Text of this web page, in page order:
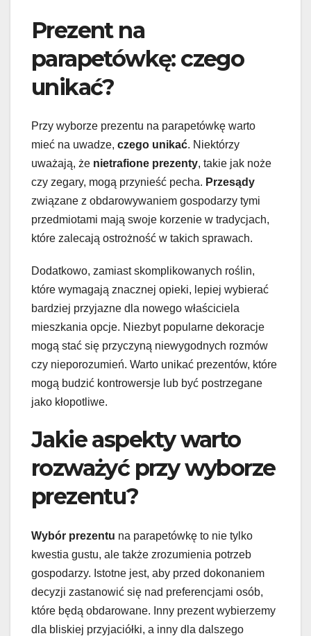
Prezent na
parapetówkę: czego
unikać?
Przy wyborze prezentu na parapetówkę warto
mieć na uwadze, czego unikać. Niektórzy
uważają, że nietrafione prezenty, takie jak noże
czy zegary, mogą przynieść pecha. Przesądy
związane z obdarowywaniem gospodarzy tymi
przedmiotami mają swoje korzenie w tradycjach,
które zalecają ostrożność w takich sprawach.
Dodatkowo, zamiast skomplikowanych roślin,
które wymagają znacznej opieki, lepiej wybierać
bardziej przyjazne dla nowego właściciela
mieszkania opcje. Niezbyt popularne dekoracje
mogą stać się przyczyną niewygodnych rozmów
czy nieporozumień. Warto unikać prezentów, które
mogą budzić kontrowersje lub być postrzegane
jako kłopotliwe.
Jakie aspekty warto
rozważyć przy wyborze
prezentu?
Wybór prezentu na parapetówkę to nie tylko
kwestia gustu, ale także zrozumienia potrzeb
gospodarzy. Istotne jest, aby przed dokonaniem
decyzji zastanowić się nad preferencjami osób,
które będą obdarowane. Inny prezent wybierzemy
dla bliskiej przyjaciółki, a inny dla dalszego